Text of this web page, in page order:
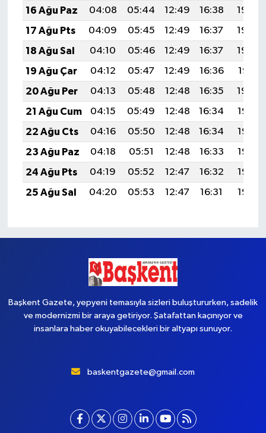
16 Ağu Paz
04:08 05:44 12:49 16:38
19:45
17 Ağu Pts
04:09 05:45 12:49 16:37
19:44
18 Ağu Sal
04:10 05:46 12:49 16:37
19:42
19 Ağu Çar
04:12 05:47 12:49 16:36
19:41
20 Ağu Per
04:13 05:48 12:48 16:35
19:39
21 Ağu Cum
04:15 05:49 12:48 16:34
19:38
22 Ağu Cts
04:16 05:50 12:48 16:34
19:36
23 Ağu Paz
04:18 05:51 12:48 16:33
19:35
24 Ağu Pts
04:19 05:52 12:47 16:32
19:33
25 Ağu Sal
04:20 05:53 12:47 16:31 19:32
Başkent Gazete, yepyeni temasıyla sizleri buluştururken, sadelik
ve modernizmi bir araya getiriyor. Şatafattan kaçınıyor ve
insanlara haber okuyabilecekleri bir altyapı sunuyor.
baskentgazete@gmail.com